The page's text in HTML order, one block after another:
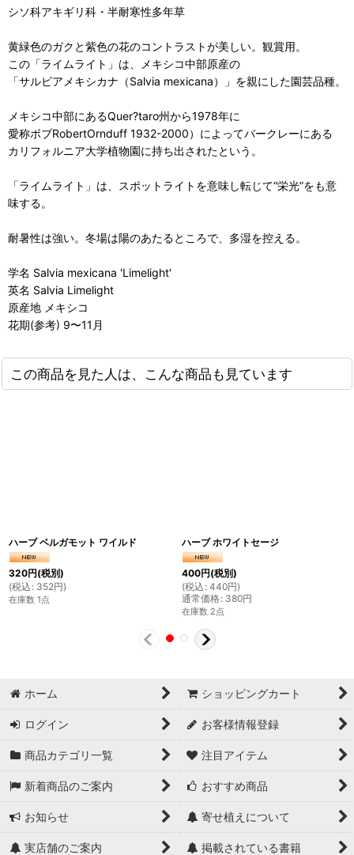
シソ科アキギリ科・半耐寒性多年草
黄緑色のガクと紫色の花のコントラストが美しい。観賞用。
この「ライムライト」は、メキシコ中部原産の
「サルビアメキシカナ（Salvia mexicana）」を親にした園芸品種。
メキシコ中部にあるQuer?taro州から1978年に
愛称ボブRobertOrnduff 1932-2000）によってバークレーにある
カリフォルニア大学植物園に持ち出されたという。
「ライムライト」は、スポットライトを意味し転じて“栄光”をも意
味する。
耐暑性は強い。冬場は陽のあたるところで、多湿を控える。
学名 Salvia mexicana 'Limelight'
英名 Salvia Limelight
原産地 メキシコ
花期(参考) 9〜11月
この商品を見た人は、こんな商品も見ています
ハーブ ベルガモット ワイルド
320円(税別)
(税込 : 352円)
在庫数 1点
ハーブ ホワイトセージ
400円(税別)
(税込 : 440円)
通常価格: 380円
在庫数 2点
ホーム ショッピングカート
ログイン お客様情報登録
商品カテゴリ一覧 注目アイテム
新着商品のご案内 おすすめ商品
お知らせ 寄せ植えについて
実店舗のご案内 掲載されている書籍